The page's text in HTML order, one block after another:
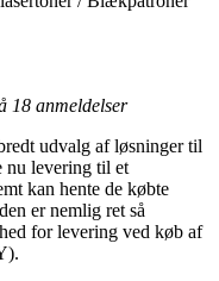
18 anmeldelser
udvalg af løsninger til
nu levering til et
kan hente de købte
er nemlig ret så
for levering ved køb af